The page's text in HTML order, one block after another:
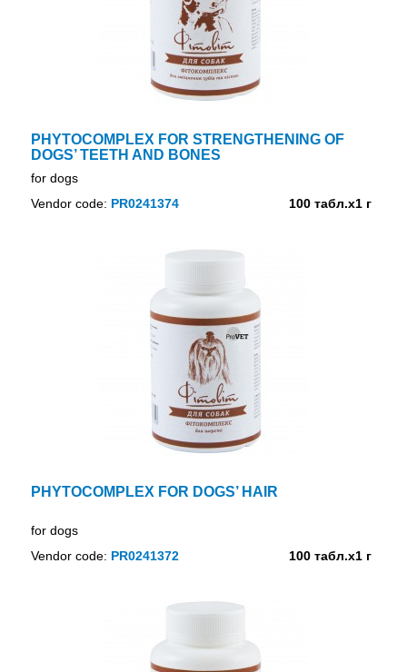
PHYTOCOMPLEX FOR STRENGTHENING OF
DOGS’ TEETH AND BONES
for dogs
100 табл.х1 г
Vendor code: PR0241374
PHYTOCOMPLEX FOR DOGS’ HAIR
for dogs
100 табл.х1 г
Vendor code: PR0241372